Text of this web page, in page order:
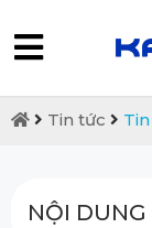
Tin tức
NỘI DUNG